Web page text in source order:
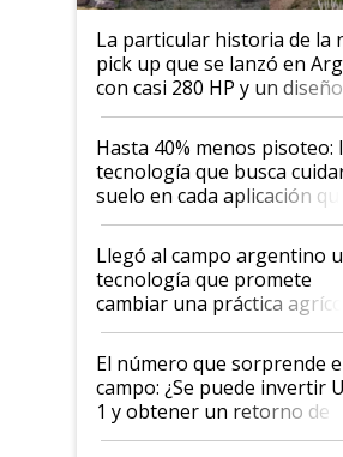
La particular historia de la
pick up que se lanzó en
con casi 280 HP y un diseño
cuánto se vende
Hasta 40% menos pisoteo:
tecnología que busca
suelo en cada aplicación que
llevó Jacto al Congreso
Aapresid 2026
Llegó al campo argentino
tecnología que promete
cambiar una práctica
clave: ¿Y si analizar el suelo
fuera tan simple como
un botón?
El número que sorprende
campo: ¿Se puede invertir
1 y obtener un retorno de
hasta US$ 10 en